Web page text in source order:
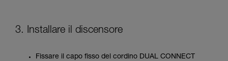
3. Installare il discensore
Fissare il capo fisso del cordino DUAL CONNECT